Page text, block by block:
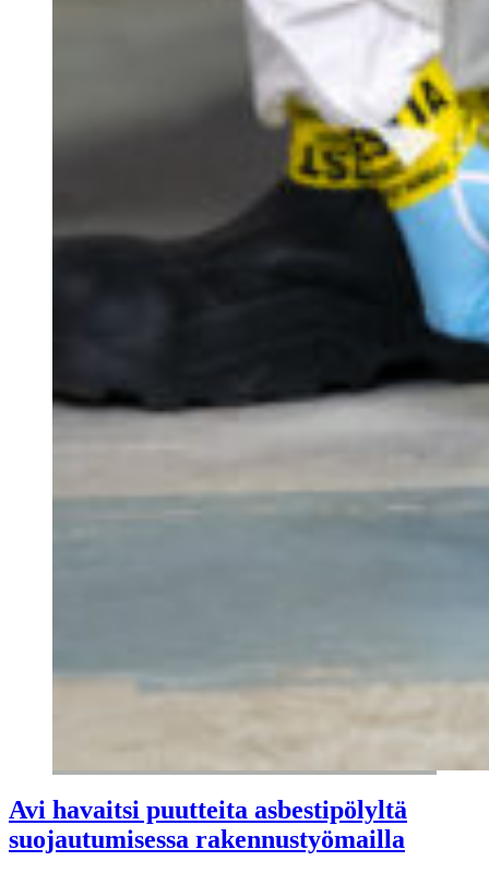
Avi havaitsi puutteita asbestipölyltä
suojautumisessa rakennustyömailla